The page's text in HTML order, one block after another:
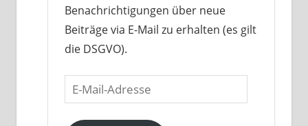
Benachrichtigungen über neue
Beiträge via E-Mail zu erhalten (es gilt
die DSGVO).
E-
Mail-
Adresse